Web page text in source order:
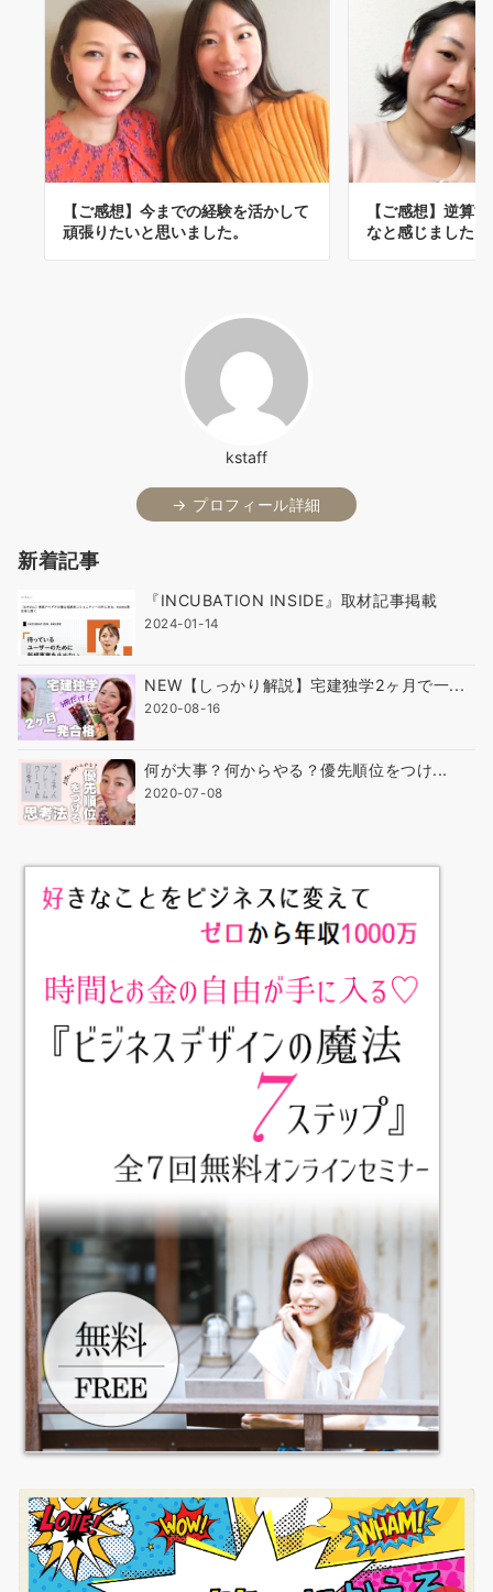
【ご感想】今までの経験を活かして
頑張りたいと思いました。
【ご感想】逆算
なと感じました！
kstaff
→ プロフィール詳細
新着記事
『INCUBATION INSIDE』取材記事掲載
2024-01-14
NEW【しっかり解説】宅建独学2ヶ月で一...
2020-08-16
何が大事？何からやる？優先順位をつけ...
2020-07-08